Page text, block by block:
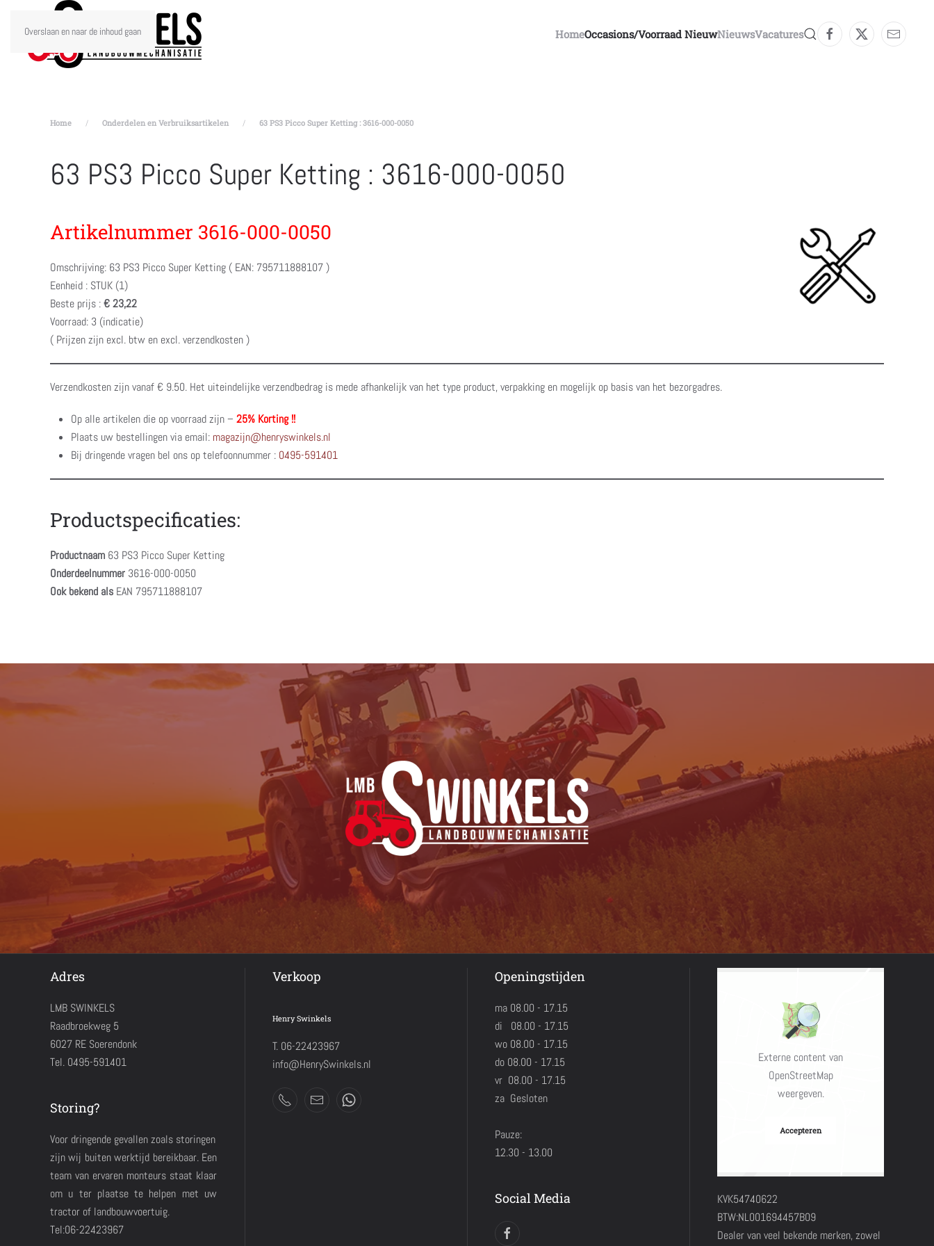
Overslaan en naar de inhoud gaan HomeOccasions/voorraad NieuwNieuwsVacatures
Home Onderdelen en Verbruiksartikelen 63 PS3 Picco Super Ketting : 3616-000-0050
63 PS3 Picco Super Ketting : 3616-000-0050
Artikelnummer 3616-000-0050
Omschrijving: 63 PS3 Picco Super Ketting ( EAN: 795711888107 )
Eenheid : STUK (1)
Beste prijs :€ 23,22
Voorraad: 3 (indicatie)
( Prijzen zijn excl. btw en excl. verzendkosten )
Verzendkosten zijn vanaf € 9.50. Het uiteindelijke verzendbedrag is mede afhankelijk van het type product, verpakking en mogelijk op basis van het bezorgadres.
Op alle artikelen die op voorraad zijn – 25% Korting !!
Plaats uw bestellingen via email: magazijn@henryswinkels.nl
Bij dringende vragen bel ons op telefoonnummer : 0495-591401
Productspecificaties:
Productnaam 63 PS3 Picco Super Ketting
Onderdeelnummer 3616-000-0050
Ook bekend als EAN 795711888107
Adres
LMB SWINKELS
Raadbroekweg 5
6027 RE Soerendonk
Tel. 0495-591401
Storing?
Voor dringende gevallen zoals storingen
zijn wij buiten werktijd bereikbaar. Een
team van ervaren monteurs staat klaar
om u ter plaatse te helpen met uw
tractor of landbouwvoertuig.
Tel:06-22423967
Verkoop
Henry Swinkels
T. 06-22423967
info@HenrySwinkels.nl
Openingstijden
ma 08.00 - 17.15
di 08.00 - 17.15
wo 08.00 - 17.15
do 08.00 - 17.15
vr 08.00 - 17.15
za Gesloten
Pauze:
12.30 - 13.00
Social Media
Externe content van
OpenStreetMap
weergeven.
Accepteren
KVK54740622
BTW:NL001694457B09
Dealer van veel bekende merken, zowel